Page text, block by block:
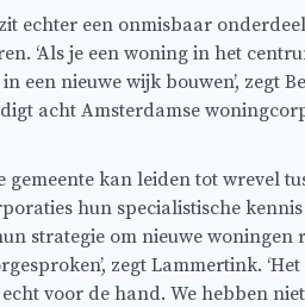
echter een onmisbaar
‘Als je een woning in het
een nieuwe wijk bouwen’, zegt
acht Amsterdamse
kan leiden tot wrevel
hun specialistische kennis
strategie om nieuwe woningen
zegt Lammertink.
voor de hand. We hebben